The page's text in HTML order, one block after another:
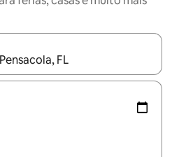
disponíveis, navegue com